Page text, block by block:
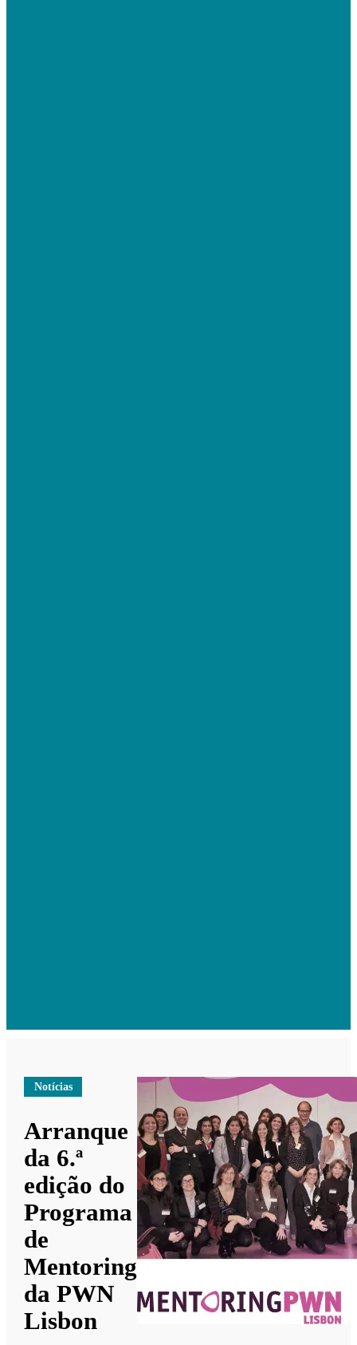
Notícias
Arranque
da 6.ª
edição do
Programa
de
Mentoring
da PWN
Lisbon